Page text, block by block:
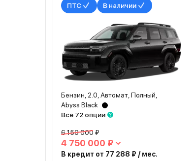
ПТС В наличии
Бензин, 2.0, Автомат, Полный,
Abyss Black
Все 72 опции
6 150 000 ₽
4 750 000 ₽
В кредит от 77 288 ₽ / мес.